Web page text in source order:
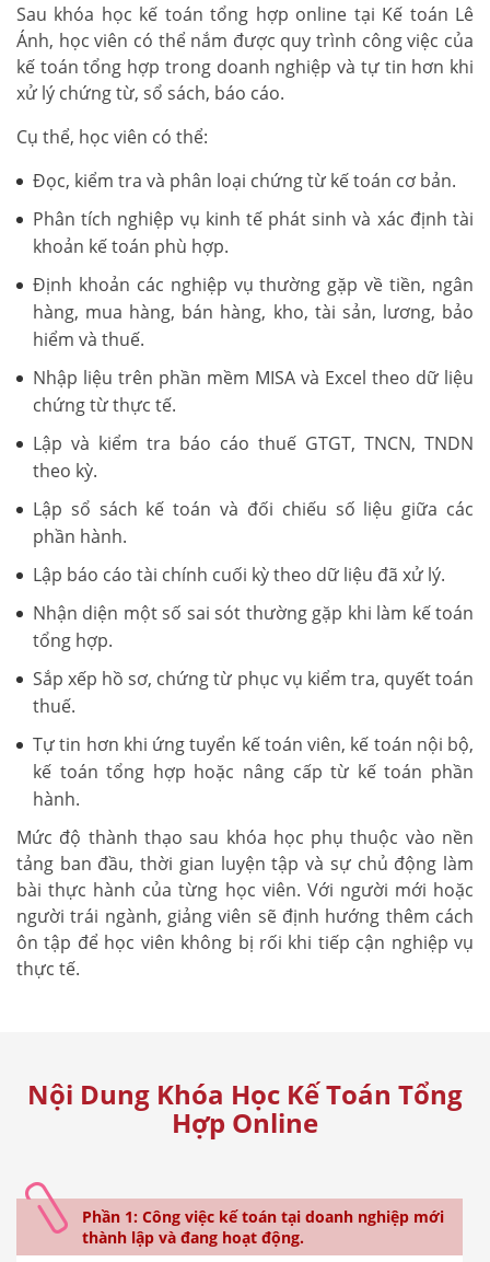
Sau khóa học kế toán tổng hợp online tại Kế toán Lê
Ánh, học viên có thể nắm được quy trình công việc của
kế toán tổng hợp trong doanh nghiệp và tự tin hơn khi
xử lý chứng từ, sổ sách, báo cáo.
Cụ thể, học viên có thể:
Đọc, kiểm tra và phân loại chứng từ kế toán cơ bản.
Phân tích nghiệp vụ kinh tế phát sinh và xác định tài
khoản kế toán phù hợp.
Định khoản các nghiệp vụ thường gặp về tiền, ngân
hàng, mua hàng, bán hàng, kho, tài sản, lương, bảo
hiểm và thuế.
Nhập liệu trên phần mềm MISA và Excel theo dữ liệu
chứng từ thực tế.
Lập và kiểm tra báo cáo thuế GTGT, TNCN, TNDN
theo kỳ.
Lập sổ sách kế toán và đối chiếu số liệu giữa các
phần hành.
Lập báo cáo tài chính cuối kỳ theo dữ liệu đã xử lý.
Nhận diện một số sai sót thường gặp khi làm kế toán
tổng hợp.
Sắp xếp hồ sơ, chứng từ phục vụ kiểm tra, quyết toán
thuế.
Tự tin hơn khi ứng tuyển kế toán viên, kế toán nội bộ,
kế toán tổng hợp hoặc nâng cấp từ kế toán phần
hành.
Mức độ thành thạo sau khóa học phụ thuộc vào nền
tảng ban đầu, thời gian luyện tập và sự chủ động làm
bài thực hành của từng học viên. Với người mới hoặc
người trái ngành, giảng viên sẽ định hướng thêm cách
ôn tập để học viên không bị rối khi tiếp cận nghiệp vụ
thực tế.
Nội Dung Khóa Học Kế Toán Tổng
Hợp Online
Phần 1: Công việc kế toán tại doanh nghiệp mới
thành lập và đang hoạt động.